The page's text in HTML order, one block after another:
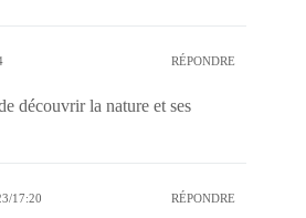
RÉPONDRE
découvrir la nature et ses
17:20 RÉPONDRE